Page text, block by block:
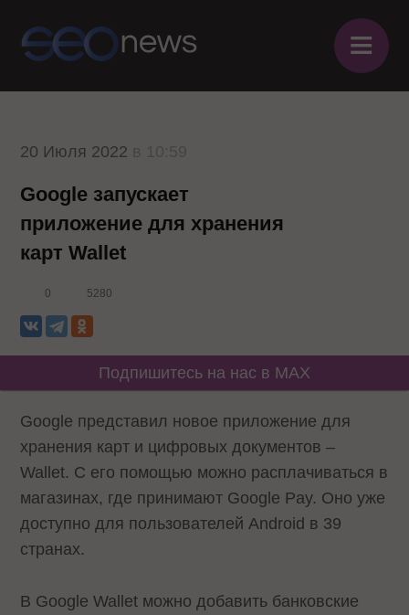
≡
20 Июля 2022
Google запускает
приложение для хранения
карт Wallet
0 5280
Подпишитесь на нас в MAX
Google представил новое приложение для
хранения карт и цифровых документов –
Wallet. С его помощью можно расплачиваться в
магазинах, где принимают Google Pay. Оно уже
доступно для пользователей Android в 39
странах.
В Google Wallet можно добавить банковские